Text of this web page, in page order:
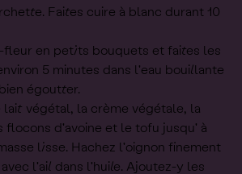
Faites cuire à blanc durant 10
fleur en petits bouquets et faites les
5 minutes dans l'eau bouillante
égoutter.
lait végétal, la crème végétale, la
flocons d'avoine et le tofu jusqu' à
lisse. Hachez l'oignon finement
l'ail dans l'huile. Ajoutez-y les